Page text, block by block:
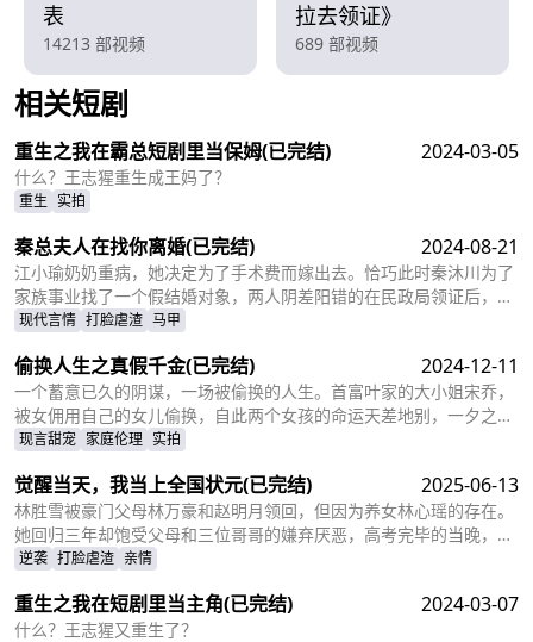
表
14213 部视频
拉去领证》
689 部视频
相关短剧
重生之我在霸总短剧里当保姆(已完结) 2024-03-05
什么？王志猩重生成王妈了？
重生 实拍
秦总夫人在找你离婚(已完结) 2024-08-21
江小瑜奶奶重病，她决定为了手术费而嫁出去。恰巧此时秦沐川为了
家族事业找了一个假结婚对象，两人阴差阳错的在民政局领证后，秦
沐川计划一年后离婚并留下电话。一年后，江小瑜在秦沐川的公司面
现代言情 打脸虐渣 马甲
偷换人生之真假千金(已完结) 2024-12-11
一个蓄意已久的阴谋，一场被偷换的人生。首富叶家的大小姐宋乔，
被女佣用自己的女儿偷换，自此两个女孩的命运天差地别，一夕之间
本该是天之骄女的宋乔沦落为佣人女儿，从小备受折磨。而本该贫穷
现言甜宠 家庭伦理 实拍
觉醒当天，我当上全国状元(已完结) 2025-06-13
林胜雪被豪门父母林万豪和赵明月领回，但因为养女林心瑶的存在。
她回归三年却饱受父母和三位哥哥的嫌弃厌恶，高考完毕的当晚，更
是因为救出被林心瑶撞成植物人的傅芊芊，被亲生父母和三个哥哥联
面对三位哥哥施舍和不屑，林胜雪果断跟她们断绝关系，还在状元宴
上用全国状元的满分成绩，横扫父母和三位哥哥嘲笑和不屑。
逆袭 打脸虐渣 亲情
重生之我在短剧里当主角(已完结) 2024-03-07
什么？王志猩又重生了？